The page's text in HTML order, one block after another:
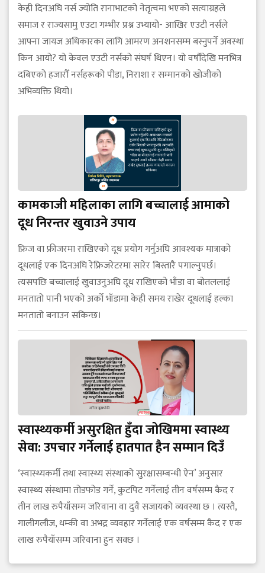
केही दिनअघि नर्स ज्योति रानाभाटको नेतृत्वमा भएको सत्याग्रहले
समाज र राज्यसामु एउटा गम्भीर प्रश्न उभ्यायो- आखिर एउटी नर्सले
आफ्ना जायज अधिकारका लागि आमरण अनशनसम्म बस्नुपर्ने अवस्था
किन आयो? यो केवल एउटी नर्सको संघर्ष थिएन। यो वर्षौँदेखि मनभित्र
दबिएको हजारौँ नर्सहरूको पीडा, निराशा र सम्मानको खोजीको
अभिव्यक्ति थियो।
कामकाजी महिलाका लागि बच्चालाई आमाको
दूध निरन्तर खुवाउने उपाय
फ्रिज वा फ्रीजरमा राखिएको दूध प्रयोग गर्नुअघि आवश्यक मात्राको
दूधलाई एक दिनअघि रेफ्रिजरेटरमा सारेर बिस्तारै पगाल्नुपर्छ।
त्यसपछि बच्चालाई खुवाउनुअघि दूध राखिएको भाँडा वा बोतललाई
मनतातो पानी भएको अर्को भाँडामा केही समय राखेर दूधलाई हल्का
मनतातो बनाउन सकिन्छ।
स्वास्थ्यकर्मी असुरक्षित हुँदा जोखिममा स्वास्थ्य
सेवा: उपचार गर्नेलाई हातपात हैन सम्मान दिउँ
‘स्वास्थ्यकर्मी तथा स्वास्थ्य संस्थाको सुरक्षासम्बन्धी ऐन’ अनुसार
स्वास्थ्य संस्थामा तोडफोड गर्ने, कुटपिट गर्नेलाई तीन वर्षसम्म कैद र
तीन लाख रुपैयाँसम्म जरिवाना वा दुवै सजायको व्यवस्था छ । त्यस्तै,
गालीगलौज, धम्की वा अभद्र व्यवहार गर्नेलाई एक वर्षसम्म कैद र एक
लाख रुपैयाँसम्म जरिवाना हुन सक्छ ।